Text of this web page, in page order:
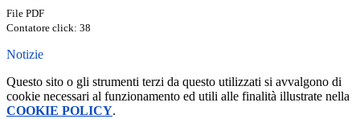
File PDF
Contatore click: 38
Notizie
Questo sito o gli strumenti terzi da questo utilizzati si avvalgono di
cookie necessari al funzionamento ed utili alle finalità illustrate nella
COOKIE POLICY.